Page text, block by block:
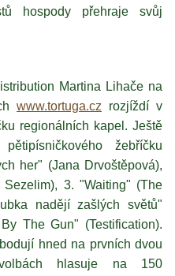
hospody přehraje svůj
Martina Lihače na
www.tortuga.cz rozjíždí v
regionálních kapel. Ještě
žebříčku
her" (Jana Drvoštěpová),
3. "Waiting" (The
nadějí zašlých světů"
The Gun" (Testification).
hned na prvních dvou
hlasuje na 150